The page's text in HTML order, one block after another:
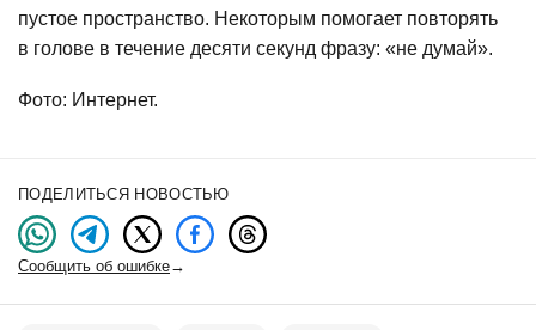
пустое пространство. Некоторым помогает повторять
в голове в течение десяти секунд фразу: «не думай».
Фото: Интернет.
ПОДЕЛИТЬСЯ НОВОСТЬЮ
Сообщить об ошибке→